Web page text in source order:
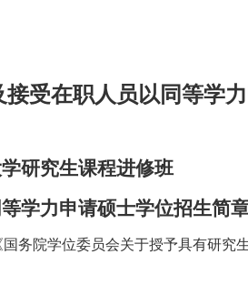
受在职人员以同等学
研究生课程进修班
学力申请硕士学位招生简
务院学位委员会关于授予具有研究